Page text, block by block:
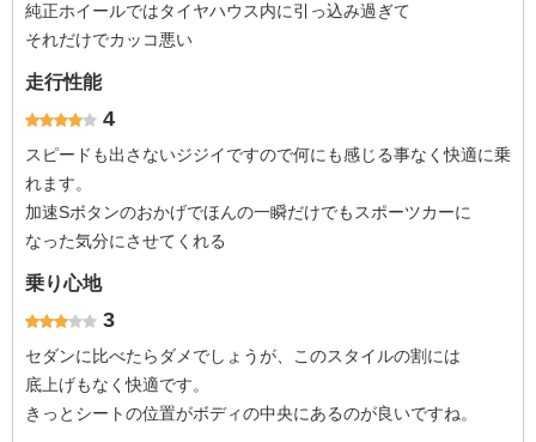
純正ホイールではタイヤハウス内に引っ込み過ぎて
それだけでカッコ悪い
走行性能
4
スピードも出さないジジイですので何にも感じる事なく快適に乗
れます。
加速Sボタンのおかげでほんの一瞬だけでもスポーツカーに
なった気分にさせてくれる
乗り心地
3
セダンに比べたらダメでしょうが、このスタイルの割には
底上げもなく快適です。
きっとシートの位置がボディの中央にあるのが良いですね。